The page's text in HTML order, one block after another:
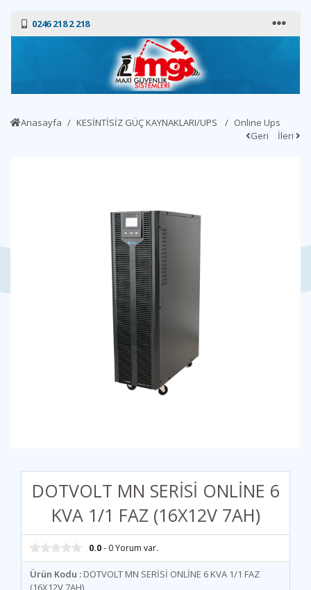
0246 218 2 218
Anasayfa KESİNTİSİZ GÜÇ KAYNAKLARI/UPS
Online Ups
Geri
İleri
DOTVOLT MN SERİSİ ONLİNE 6
KVA 1/1 FAZ (16X12V 7AH)
0.0- 0 Yorum var.
Ürün Kodu : DOTVOLT MN SERİSİ ONLİNE 6 KVA 1/1 FAZ